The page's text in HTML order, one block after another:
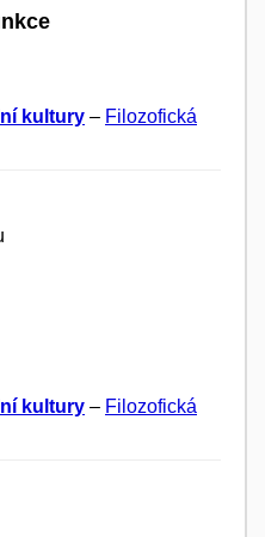
kultury – Filozofická
kultury – Filozofická